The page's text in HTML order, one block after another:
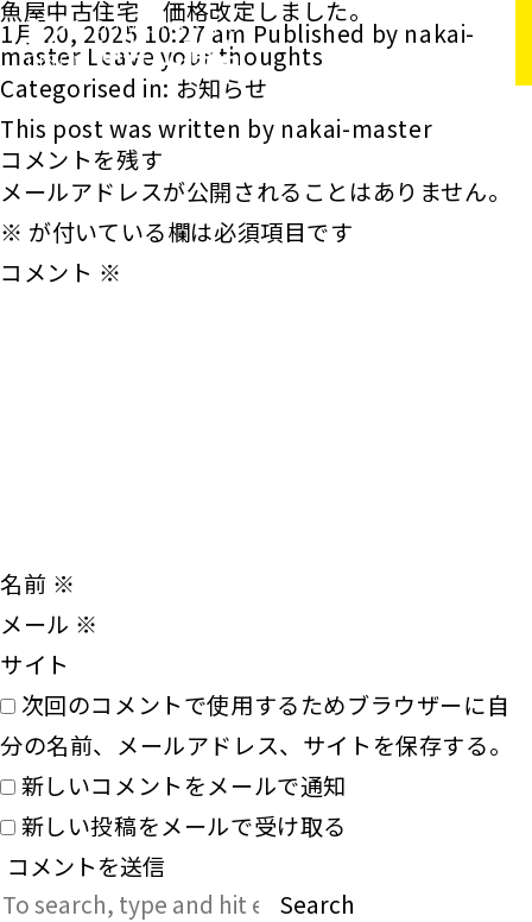
魚屋中古住宅 価格改定しました。
1月 20, 2025 10:27 am Published by nakai-
master Leave your thoughts
Categorised in: お知らせ
This post was written by nakai-master
コメントを残す
メールアドレスが公開されることはありません。
※ が付いている欄は必須項目です
コメント ※
名前 ※
メール ※
サイト
次回のコメントで使用するためブラウザーに自
分の名前、メールアドレス、サイトを保存する。
新しいコメントをメールで通知
新しい投稿をメールで受け取る
Search